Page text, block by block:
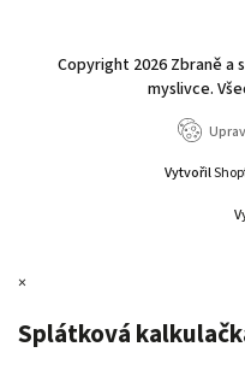
Copyright 2026 Zbraně a
myslivce.
Vytvořil
×
Splátková